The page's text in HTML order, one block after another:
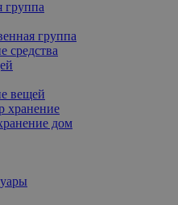
группа
группа
средства
вещей
хранение
дом